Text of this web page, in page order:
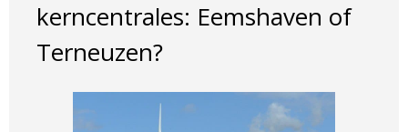
AGENDA
LUCHTKWALITEIT
kerncentrales: Eemshaven of
Terneuzen?